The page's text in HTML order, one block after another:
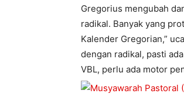
Gregorius mengubah
radikal. Banyak yang
Kalender Gregorian,”
dengan radikal, pasti
VBL, perlu ada motor